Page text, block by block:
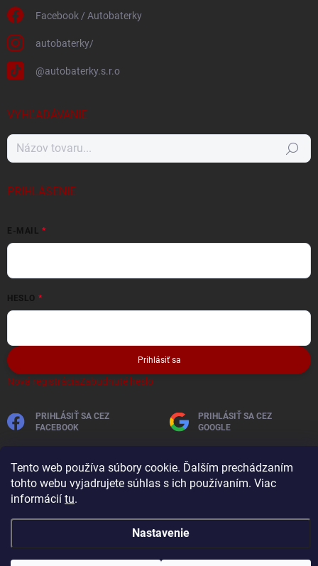
Tento web používa súbory cookie. Ďalším prechádzaním
tohto webu vyjadrujete súhlas s ich používaním. Viac
informácií tu.
Nastavenie
Facebook / Autobaterky
autobaterky/
@autobaterky.s.r.o
VYHĽADÁVANIE
Hľadať
PRIHLÁSENIE
E-MAIL
HESLO
Prihlásiť sa
Nová registráciaZabudnuté heslo
PRIHLÁSIŤ SA CEZ
FACEBOOK
PRIHLÁSIŤ SA CEZ
GOOGLE
Vytvoril Shoptet
AutobaterieSkladom. Všetky práva vyhradené.